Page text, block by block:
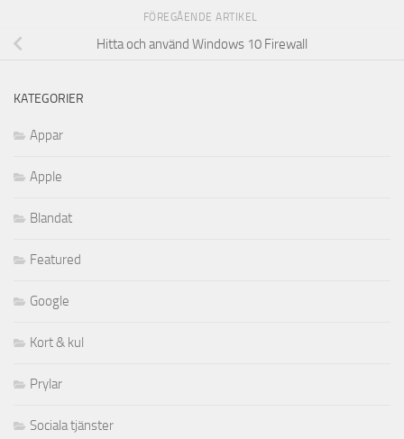
FÖREGÅENDE ARTIKEL
Hitta och använd Windows 10 Firewall
KATEGORIER
Appar
Apple
Blandat
Featured
Google
Kort & kul
Prylar
Sociala tjänster